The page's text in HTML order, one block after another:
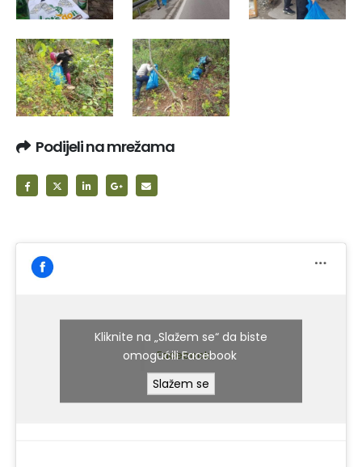
Podijeli na mrežama
Facebook
Kliknite na „Slažem se“ da biste
omogućili Facebook
Slažem se